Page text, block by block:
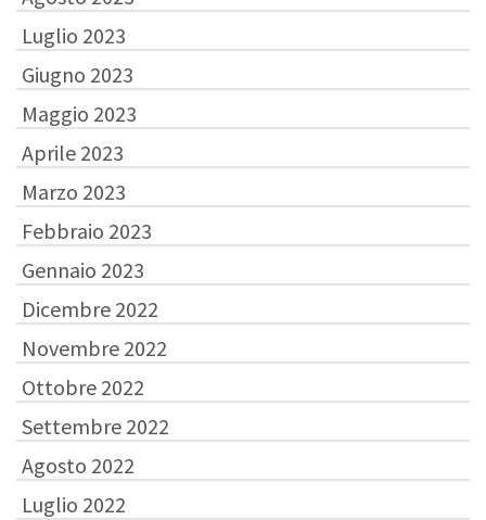
Luglio 2023
Giugno 2023
Maggio 2023
Aprile 2023
Marzo 2023
Febbraio 2023
Gennaio 2023
Dicembre 2022
Novembre 2022
Ottobre 2022
Settembre 2022
Agosto 2022
Luglio 2022